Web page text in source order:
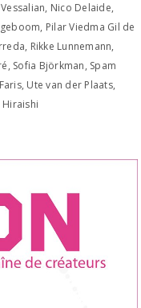
Nico Delaide,
Pilar Viedma Gil de
Rikke Lunnemann,
Sofia Björkman, Spam
Ute van der Plaats,
Hiraishi